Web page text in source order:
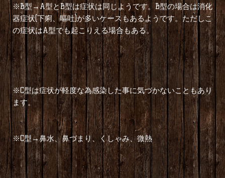
※B型→A型とB型は症状は同じようです。B型の場合は消化
器症状(下痢、嘔吐)が多いケースもあるようです。ただしこ
の症状はA型でも起こりえる場合もある。
※C型は症状が軽度な為感染した事に気づかないこともあり
ます。
※C型→鼻水、鼻づまり、くしゃみ、微熱